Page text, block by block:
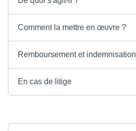
Comment la mettre en œuvre ?
Remboursement et indemnisation
En cas de litige